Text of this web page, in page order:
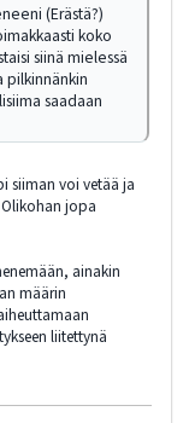
(Erästä?)
koko
siinä mielessä
pilkinnänkin
saadaan
siiman voi vetää ja
jopa
ainakin
määrin
liitettynä